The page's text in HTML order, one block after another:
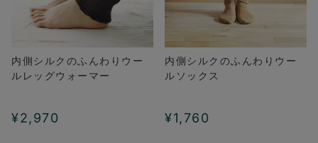
内側シルクのふんわりウー
ルレッグウォーマー
¥2,970
内側シルクのふんわりウー
ルソックス
¥1,760